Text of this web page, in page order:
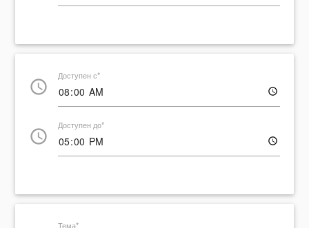
access_time
Доступен с*
access_time
Доступен до*
Тема*